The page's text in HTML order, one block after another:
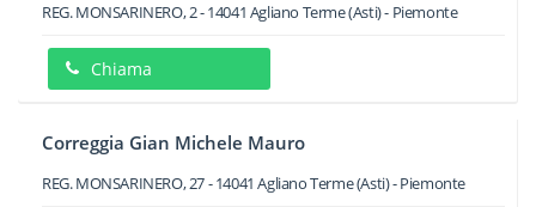
REG. MONSARINERO, 2-14041 Agliano Terme(Asti) - Piemonte
Chiama
Correggia Gian Michele Mauro
REG. MONSARINERO, 27-14041 Agliano Terme(Asti) -Piemonte